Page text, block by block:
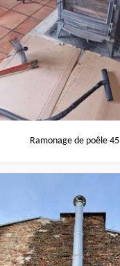
Ramonage de poêle 45